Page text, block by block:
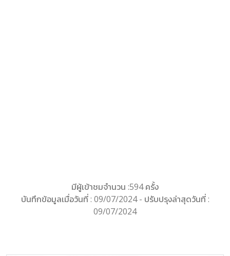
มีผู้เข้าชมจำนวน :594 ครั้ง
บันทึกข้อมูลเมื่อวันที่ : 09/07/2024 - ปรับปรุงล่าสุดวันที่ :
09/07/2024